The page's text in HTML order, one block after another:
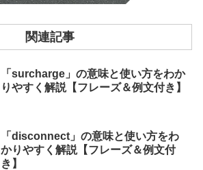
関連記事
「surcharge」の意味と使い方をわか
りやすく解説【フレーズ＆例文付き】
「disconnect」の意味と使い方をわ
かりやすく解説【フレーズ＆例文付
き】